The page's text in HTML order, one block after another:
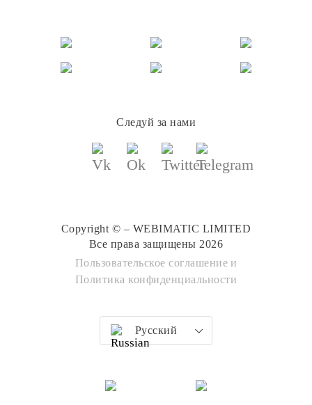
Следуй за нами
Copyright © – WEBIMATIC LIMITED
Все права защищены 2026
Пользовательское соглашение и
Политика конфиденциальности
Русский